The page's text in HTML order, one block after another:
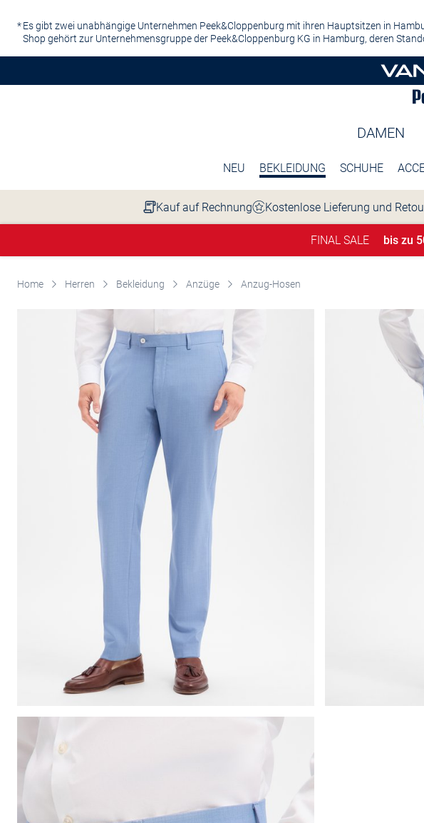
Es gibt zwei unabhängige Unternehmen Peek&Cloppenburg mit ihren Hauptsitzen in
Shop gehört zur Unternehmensgruppe der Peek&Cloppenburg KG in Hamburg, deren
DAMEN
NEU BEKLEIDUNG SCHUHE
Kauf auf Rechnung Kostenlose Lieferung und
FINAL SALE bis zu
Home Herren Bekleidung Anzüge Anzug-Hosen